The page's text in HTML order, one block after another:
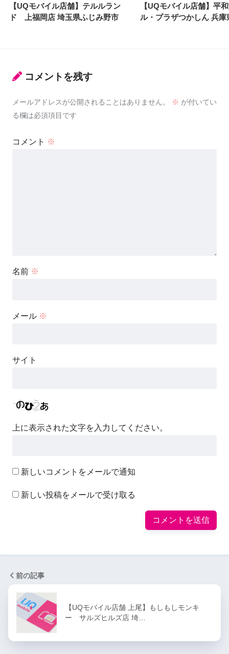
【UQモバイル店舗】テルルラン
ド 上福岡店 埼玉県ふじみ野市
【UQモバイル店舗】平
ル・プラザつかしん 兵庫
コメントを残す
メールアドレスが公開されることはありません。 ※ が付いてい
る欄は必須項目です
コメント ※
名前 ※
メール ※
サイト
上に表示された文字を入力してください。
新しいコメントをメールで通知
新しい投稿をメールで受け取る
前の記事
【UQモバイル店舗 上尾】もしもしモンキ
ー サルズヒルズ店 埼…